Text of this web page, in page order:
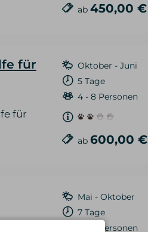
ab 450,00 €
für
für
Oktober - Juni
5 Tage
4 - 8 Personen
ab 600,00 €
Mai - Oktober
7 Tage
4 - 8 Personen